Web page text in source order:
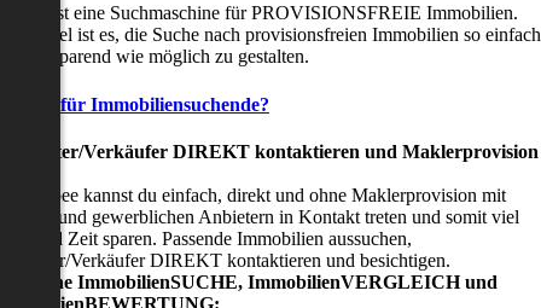
ist eine Suchmaschine für PROVISIONSFREIE Immobilien.
Ziel ist es, die Suche nach provisionsfreien Immobilien so einfach
zeitsparend wie möglich zu gestalten.
für Immobiliensuchende?
Verkäufer DIREKT kontaktieren und Maklerprovision
Flatbee kannst du einfach, direkt und ohne Maklerprovision mit
und gewerblichen Anbietern in Kontakt treten und somit viel
und Zeit sparen. Passende Immobilien aussuchen,
Verkäufer DIREKT kontaktieren und besichtigen.
in-one ImmobilienSUCHE, ImmobilienVERGLEICH und